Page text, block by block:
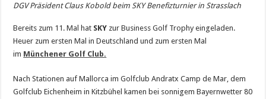
DGV Präsident Claus Kobold beim SKY Benefizturnier in Strasslach
Bereits zum 11. Mal hat SKY zur Business Golf Trophy eingeladen.
Heuer zum ersten Mal in Deutschland und zum ersten Mal
im Münchener Golf Club.
Nach Stationen auf Mallorca im Golfclub Andratx Camp de Mar, dem
Golfclub Eichenheim in Kitzbühel kamen bei sonnigem Bayernwetter 80